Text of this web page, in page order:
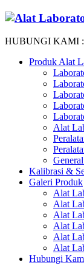
HUBUNGI KAMI :
Produk Alat
Alat
Kalibrasi &
Galeri Produk
Alat
Alat
Alat
Alat
Alat
Alat
Hubungi